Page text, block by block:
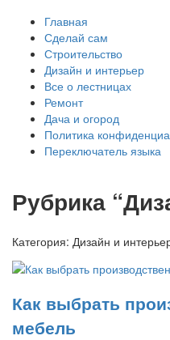
Главная
Сделай сам
Строительство
Дизайн и интерьер
Все о лестницах
Ремонт
Дача и огород
Политика
Переключатель языка
Рубрика
Категория: Дизайн и
Как выбрать
мебель